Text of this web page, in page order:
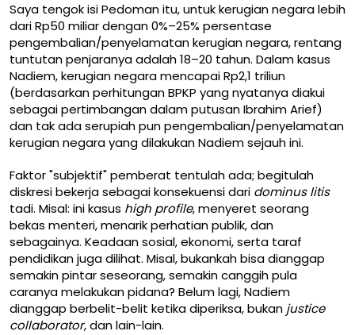
Saya tengok isi Pedoman itu, untuk kerugian negara lebih
dari Rp50 miliar dengan 0%–25% persentase
pengembalian/penyelamatan kerugian negara, rentang
tuntutan penjaranya adalah 18–20 tahun. Dalam kasus
Nadiem, kerugian negara mencapai Rp2,1 triliun
(berdasarkan perhitungan BPKP yang nyatanya diakui
sebagai pertimbangan dalam putusan Ibrahim Arief)
dan tak ada serupiah pun pengembalian/penyelamatan
kerugian negara yang dilakukan Nadiem sejauh ini.
Faktor "subjektif" pemberat tentulah ada; begitulah
diskresi bekerja sebagai konsekuensi dari dominus litis
tadi. Misal: ini kasus high profile, menyeret seorang
bekas menteri, menarik perhatian publik, dan
sebagainya. Keadaan sosial, ekonomi, serta taraf
pendidikan juga dilihat. Misal, bukankah bisa dianggap
semakin pintar seseorang, semakin canggih pula
caranya melakukan pidana? Belum lagi, Nadiem
dianggap berbelit-belit ketika diperiksa, bukan justice
collaborator, dan lain-lain.